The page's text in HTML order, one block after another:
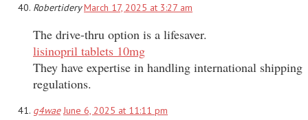
RobertideryMarch 17, 2025 at 3:27 am
The drive-thru option is a lifesaver.
lisinopril tablets 10mg
They have expertise in handling international shipping
regulations.
g4wae June 6, 2025 at 11:11 pm